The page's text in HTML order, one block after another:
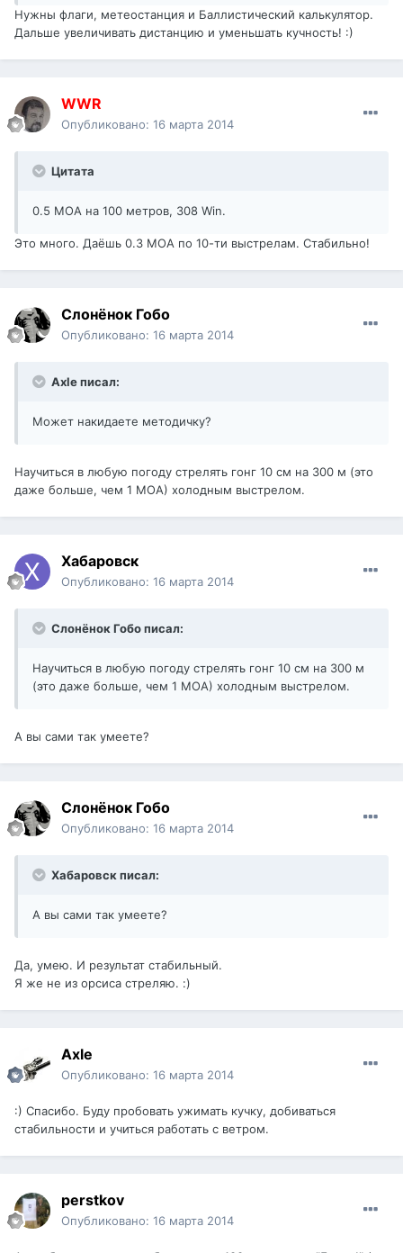
Нужны флаги, метеостанция и Баллистический калькулятор.
Дальше увеличивать дистанцию и уменьшать кучность! :)
WWR
Опубликовано: 16 марта 2014
Цитата
0.5 МОА на 100 метров, 308 Win.
Это много. Даёшь 0.3 МОА по 10-ти выстрелам. Стабильно!
Слонёнок Гобо
Опубликовано: 16 марта 2014
Axle писал:
Может накидаете методичку?
Научиться в любую погоду стрелять гонг 10 см на 300 м (это
даже больше, чем 1 МОА) холодным выстрелом.
Хабаровск
Опубликовано: 16 марта 2014
Слонёнок Гобо писал:
Научиться в любую погоду стрелять гонг 10 см на 300 м
(это даже больше, чем 1 МОА) холодным выстрелом.
А вы сами так умеете?
Слонёнок Гобо
Опубликовано: 16 марта 2014
Хабаровск писал:
А вы сами так умеете?
Да, умею. И результат стабильный.
Я же не из орсиса стреляю. :)
Axle
Опубликовано: 16 марта 2014
:) Спасибо. Буду пробовать ужимать кучку, добиваться
стабильности и учиться работать с ветром.
perstkov
Опубликовано: 16 марта 2014